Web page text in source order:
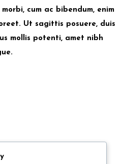
cum ac bibendum, enim
Ut sagittis posuere, duis
mollis potenti, amet nibh